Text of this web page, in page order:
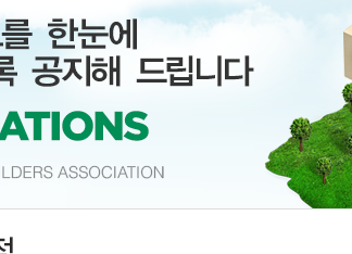
변경신고
영업실적·계획신고
분양실적·계획신고
확인서발급
자주 묻는 질문
주택
협회
조직
주요
법령·
찾아